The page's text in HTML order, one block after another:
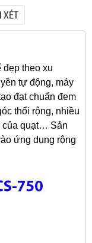
XÉT
theo xu
tự động, máy
đạt chuẩn đem
thổi rộng, nhiều
của quạt… Sản
ứng dụng rộng